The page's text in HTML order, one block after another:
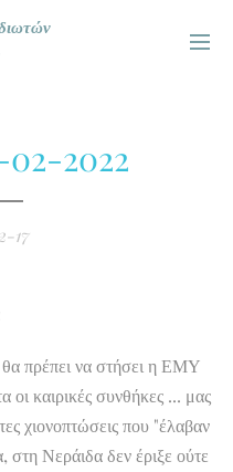
02-2022
17
πρέπει να στήσει η ΕΜΥ
καιρικές συνθήκες ... μας
χιονοπτώσεις που "έλαβαν
στη Νεράιδα δεν έριξε ούτε